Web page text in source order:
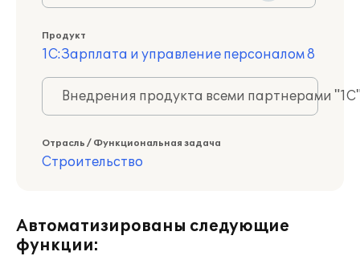
Продукт
1С:Зарплата и управление персоналом 8
Внедрения продукта всеми партнерами
Отрасль / Функциональная задача
Строительство
Автоматизированы следующие
функции: